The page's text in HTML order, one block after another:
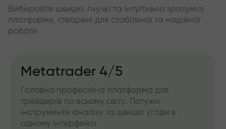
Вибирайте швидкі, гнучкі та інтуїтивно зрозумілі
платформи, створені для стабільної та надійної
роботи
Metatrader 4/5
Головна професійна платформа для
трейдерів по всьому світу. Потужні
інструменти аналізу та швидкі угоди в
одному інтерфейсі